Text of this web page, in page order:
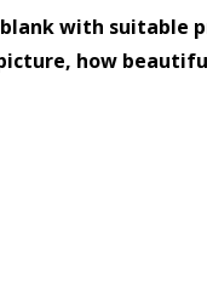
with suitable
how beautiful